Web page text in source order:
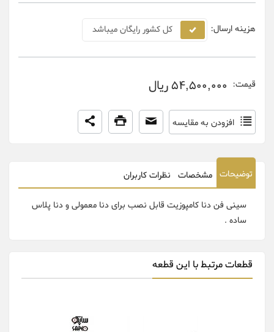
هزینه ارسال: کل کشور رایگان میباشد
قیمت: 54,500,000 ریال
افزودن به مقایسه
توضیحات مشخصات نظرات کاربران
سینی فن دنا کامپوزیت قابل نصب برای دنا معمولی و دنا پلاس
ساده .
قطعات مرتبط با این قطعه